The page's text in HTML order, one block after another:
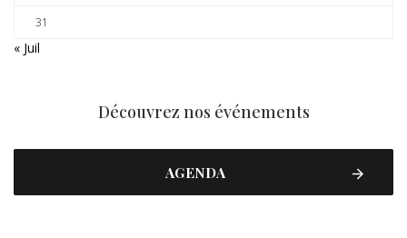
31
« Juil
Découvrez nos événements
AGENDA